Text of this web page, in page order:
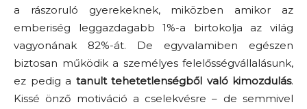
a rászoruló gyerekeknek, miközben amikor az
emberiség leggazdagabb 1%-a birtokolja az világ
vagyonának 82%-át. De egyvalamiben egészen
biztosan működik a személyes felelősségvállalásunk,
ez pedig a tanult tehetetlenségből való kimozdulás.
Kissé önző motiváció a cselekvésre – de semmivel